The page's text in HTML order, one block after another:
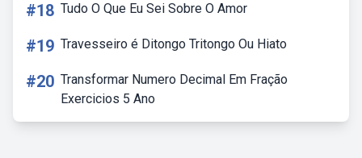
#18 Tudo O Que Eu Sei Sobre O Amor
#19 Travesseiro é Ditongo Tritongo Ou Hiato
#20 Transformar Numero Decimal Em Fração
Exercicios 5 Ano